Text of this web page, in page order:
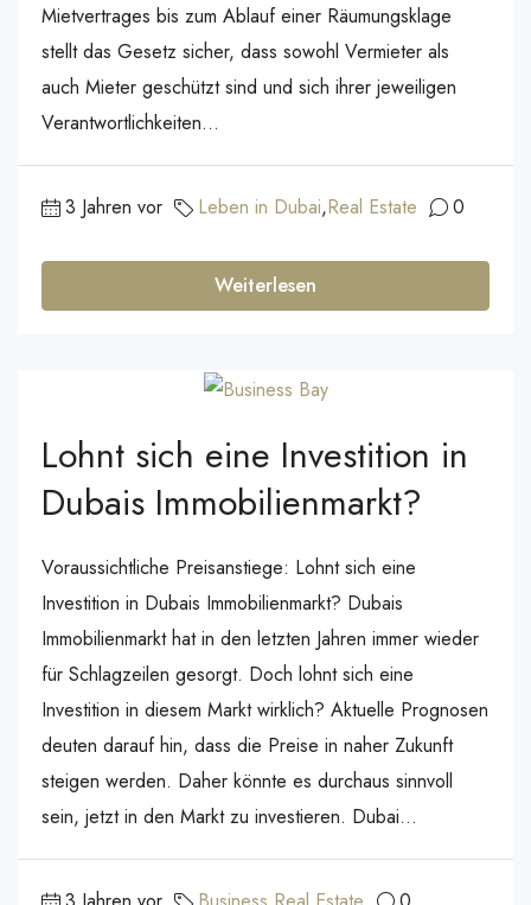
Mietvertrages bis zum Ablauf einer Räumungsklage
stellt das Gesetz sicher, dass sowohl Vermieter als
auch Mieter geschützt sind und sich ihrer jeweiligen
Verantwortlichkeiten...
3 Jahren vor Leben in Dubai,Real Estate 0
Weiterlesen
Lohnt sich eine Investition in
Dubais Immobilienmarkt?
Voraussichtliche Preisanstiege: Lohnt sich eine
Investition in Dubais Immobilienmarkt? Dubais
Immobilienmarkt hat in den letzten Jahren immer wieder
für Schlagzeilen gesorgt. Doch lohnt sich eine
Investition in diesem Markt wirklich? Aktuelle Prognosen
deuten darauf hin, dass die Preise in naher Zukunft
steigen werden. Daher könnte es durchaus sinnvoll
sein, jetzt in den Markt zu investieren. Dubai...